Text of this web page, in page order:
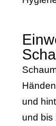
und
und bis